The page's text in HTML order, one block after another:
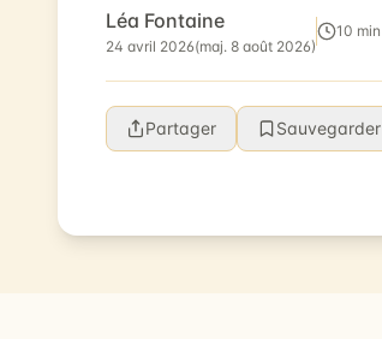
Léa Fontaine
24 avril 2026(maj. 8 août 2026)
10 min
Partager Sauvegarder